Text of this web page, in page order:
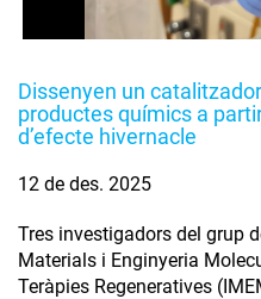
Dissenyen un
productes químics a
d’efecte hivernacle
12 de des. 2025
Tres investigadors del grup
Materials i Enginyeria
Teràpies Regeneratives